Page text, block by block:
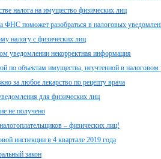
налога на имущество физических лиц
ФНС поможет разобраться в налоговых
налогу с физических лиц
уведомлении некорректная информация
по объектам имущества, неучтенной в
за любое лекарство по рецепту врача
для физических лиц
не получено
– физических лиц!
инспекции в 4 квартале 2019 года
закон